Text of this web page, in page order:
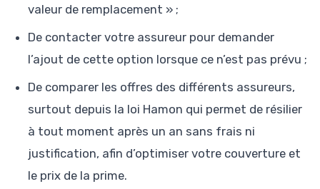
valeur de remplacement » ;
De contacter votre assureur pour demander
l’ajout de cette option lorsque ce n’est pas prévu ;
De comparer les offres des différents assureurs,
surtout depuis la loi Hamon qui permet de résilier
à tout moment après un an sans frais ni
justification, afin d’optimiser votre couverture et
le prix de la prime.